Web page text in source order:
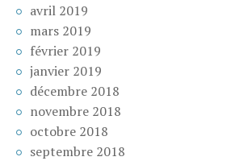
avril 2019
mars 2019
février 2019
janvier 2019
décembre 2018
novembre 2018
octobre 2018
septembre 2018